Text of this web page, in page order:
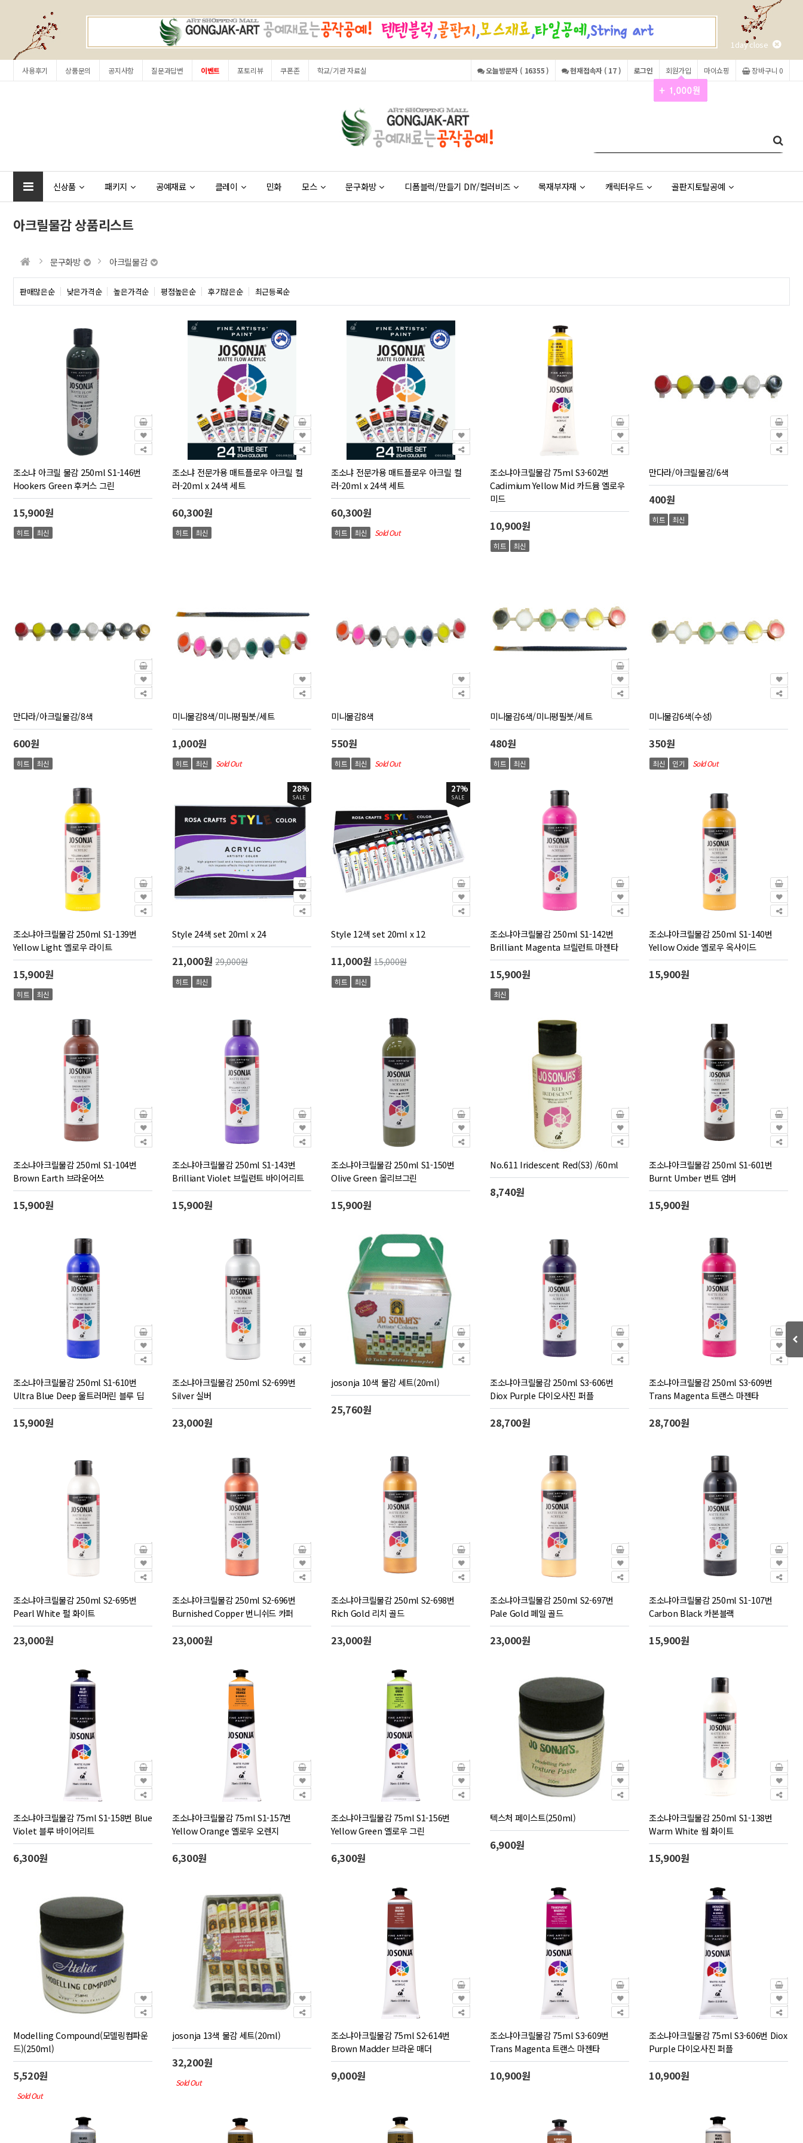
1day close
사용후기 상품문의 공지사항 질문과답변 이벤트 포토리뷰 쿠폰존 학교/기관 자료실 장바구니 0
마이쇼핑
회원가입
로그인
현재접속자 ( 17 )
오늘방문자 ( 16355 )
신상품 패키지 공예재료 클레이 민화 모스 문구화방 디폼블럭/만들기 DIY/컬러비즈 목재부자재 캐릭터우드 골판지토탈공예
아크릴물감 상품리스트
문구화방 아크릴물감
판매많은순 낮은가격순 높은가격순 평점높은순 후기많은순 최근등록순
조소냐 아크릴 물감 250ml S1-146번
Hookers Green 후커스 그린
15,900원
히트 최신
조소냐 전문가용 매트플로우 아크릴 컬
러-20ml x 24색 세트
60,300원
히트 최신
조소냐 전문가용 매트플로우 아크릴 컬
러-20ml x 24색 세트
60,300원
히트 최신 Sold Out
조소냐아크릴물감 75ml S3-602번
Cadimium Yellow Mid 카드뮴 옐로우
미드
10,900원
히트 최신
만다라/아크릴물감/6색
400원
히트 최신
만다라/아크릴물감/8색
600원
히트 최신
미니물감8색/미니평필붓/세트
1,000원
히트 최신 Sold Out
미니물감8색
550원
히트 최신 Sold Out
미니물감6색/미니평필붓/세트
480원
히트 최신
미니물감6색(수성)
350원
최신 인기 Sold Out
조소냐아크릴물감 250ml S1-139번
Yellow Light 옐로우 라이트
15,900원
히트 최신
28%
SALE
Style 24색 set 20ml x 24
21,000원29,000원
히트 최신
27%
SALE
Style 12색 set 20ml x 12
11,000원15,000원
히트 최신
조소냐아크릴물감 250ml S1-142번
Brilliant Magenta 브릴런트 마젠타
15,900원
최신
조소냐아크릴물감 250ml S1-140번
Yellow Oxide 옐로우 옥사이드
15,900원
조소냐아크릴물감 250ml S1-104번
Brown Earth 브라운어쓰
15,900원
조소냐아크릴물감 250ml S1-143번
Brilliant Violet 브릴런트 바이어리트
15,900원
조소냐아크릴물감 250ml S1-150번
Olive Green 올리브그린
15,900원
No.611 Iridescent Red(S3) /60ml
8,740원
조소냐아크릴물감 250ml S1-601번
Burnt Umber 번트 엄버
15,900원
조소냐아크릴물감 250ml S1-610번
Ultra Blue Deep 울트러머린 블루 딥
15,900원
조소냐아크릴물감 250ml S2-699번
Silver 실버
23,000원
josonja 10색 물감 세트(20ml)
25,760원
조소냐아크릴물감 250ml S3-606번
Diox Purple 다이오사진 퍼플
28,700원
조소냐아크릴물감 250ml S3-609번
Trans Magenta 트랜스 마젠타
28,700원
조소냐아크릴물감 250ml S2-695번
Pearl White 펄 화이트
23,000원
조소냐아크릴물감 250ml S2-696번
Burnished Copper 번니쉬드 카퍼
23,000원
조소냐아크릴물감 250ml S2-698번
Rich Gold 리치 골드
23,000원
조소냐아크릴물감 250ml S2-697번
Pale Gold 페일 골드
23,000원
조소냐아크릴물감 250ml S1-107번
Carbon Black 카본블랙
15,900원
조소냐아크릴물감 75ml S1-158번 Blue
Violet 블루 바이어리트
6,300원
조소냐아크릴물감 75ml S1-157번
Yellow Orange 옐로우 오렌지
6,300원
조소냐아크릴물감 75ml S1-156번
Yellow Green 옐로우 그린
6,300원
텍스처 페이스트(250ml)
6,900원
조소냐아크릴물감 250ml S1-138번
Warm White 웜 화이트
15,900원
Modelling Compound(모델링컴파운
드)(250ml)
5,520원
Sold Out
josonja 13색 물감 세트(20ml)
32,200원
Sold Out
조소냐아크릴물감 75ml S2-614번
Brown Madder 브라운 매더
9,000원
조소냐아크릴물감 75ml S3-609번
Trans Magenta 트랜스 마젠타
10,900원
조소냐아크릴물감 75ml S3-606번 Diox
Purple 다이오사진 퍼플
10,900원